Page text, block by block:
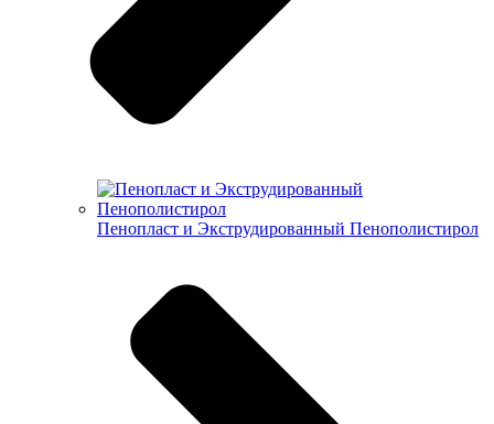
Пенопласт и Экструдированный Пенополистирол